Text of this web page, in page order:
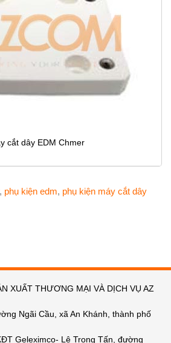
cắt dây EDM Chmer
, phụ kiện edm, phụ kiện máy cắt dây
XUẤT THƯƠNG MẠI VÀ DỊCH VỤ AZ
Ngãi Cầu, xã An Khánh, thành phố
Geleximco- Lê Trọng Tấn, đường